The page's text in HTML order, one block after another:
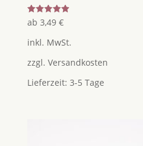
Bewertet
mit
von 5
ab 3,49 €
inkl. MwSt.
zzgl. Versandkosten
Lieferzeit: 3-5 Tage